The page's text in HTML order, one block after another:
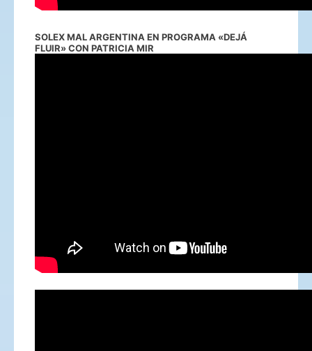
SOLEX MAL ARGENTINA EN PROGRAMA «DEJÁ
FLUIR» CON PATRICIA MIR